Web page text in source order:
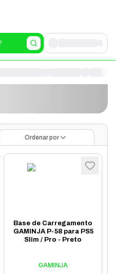
Ordenar por
Base de Carregamento
GAMINJA P-58 para PS5
Slim / Pro - Preto
GAMINJA